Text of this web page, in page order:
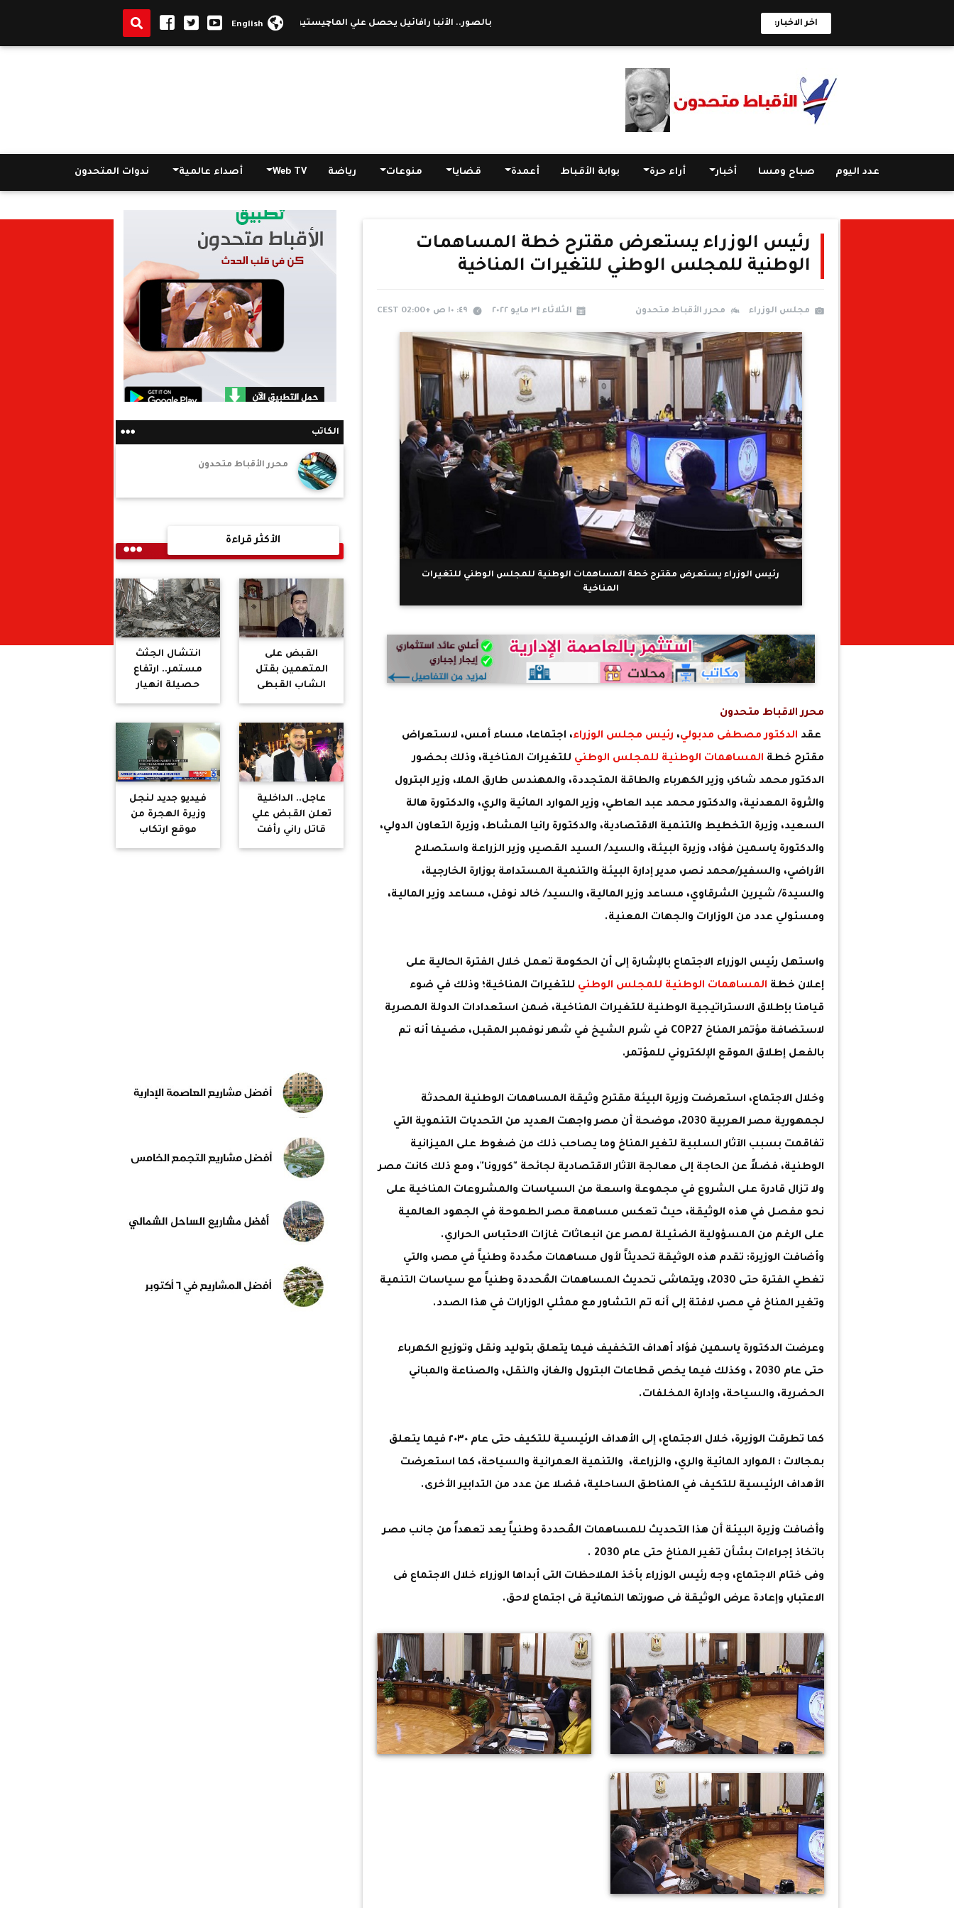
اخر الاخبار: بالصور.. الأنبا رافائيل يحصل علي الماچيستير فى اللاهوت من جامعة هولى صوفيا بنيويورك | English
عدد اليوم صباح ومسا أخبار أراء حرة بوابة الأقباط أعمدة قضايا منوعات رياضة Web TV أصداء عالمية ندوات المتحدون
رئيس الوزراء يستعرض مقترح خطة المساهمات
الوطنية للمجلس الوطني للتغيرات المناخية
مجلس الوزراء محرر الأقباط متحدون الثلاثاء ٣١ مايو ٢٠٢٢ ٤٩: ١٠ ص +02:00 CEST
رئيس الوزراء يستعرض مقترح خطة المساهمات الوطنية للمجلس الوطني للتغيرات
المناخية
محرر الاقباط متحدون
عقد الدكتور مصطفى مدبولي، رئيس مجلس الوزراء، اجتماعا، مساء أمس، لاستعراض
مقترح خطة المساهمات الوطنية للمجلس الوطني للتغيرات المناخية، وذلك بحضور
الدكتور محمد شاكر، وزير الكهرباء والطاقة المتجددة، والمهندس طارق الملا، وزير البترول
والثروة المعدنية، والدكتور محمد عبد العاطي، وزير الموارد المائية والري، والدكتورة هالة
السعيد، وزيرة التخطيط والتنمية الاقتصادية، والدكتورة رانيا المشاط، وزيرة التعاون الدولي،
والدكتورة ياسمين فؤاد، وزيرة البيئة، والسيد/ السيد القصير، وزير الزراعة واستصلاح
الأراضي، والسفير/محمد نصر، مدير إدارة البيئة والتنمية المستدامة بوزارة الخارجية،
والسيدة/ شيرين الشرقاوي، مساعد وزير المالية، والسيد/ خالد نوفل، مساعد وزير المالية،
ومسئولي عدد من الوزارات والجهات المعنية.
واستهل رئيس الوزراء الاجتماع بالإشارة إلى أن الحكومة تعمل خلال الفترة الحالية على
إعلان خطة المساهمات الوطنية للمجلس الوطني للتغيرات المناخية؛ وذلك في ضوء
قيامنا بإطلاق الاستراتيجية الوطنية للتغيرات المناخية، ضمن استعدادات الدولة المصرية
لاستضافة مؤتمر المناخ COP27 في شرم الشيخ في شهر نوفمبر المقبل، مضيفا أنه تم
بالفعل إطلاق الموقع الإلكتروني للمؤتمر.
وخلال الاجتماع، استعرضت وزيرة البيئة مقترح وثيقة المساهمات الوطنية المحدثة
لجمهورية مصر العربية 2030، موضحة أن مصر واجهت العديد من التحديات التنموية التي
تفاقمت بسبب الآثار السلبية لتغير المناخ وما يصاحب ذلك من ضغوط على الميزانية
الوطنية، فضلاً عن الحاجة إلى معالجة الآثار الاقتصادية لجائحة "كورونا"، ومع ذلك كانت مصر
ولا تزال قادرة على الشروع في مجموعة واسعة من السياسات والمشروعات المناخية على
نحو مفصل في هذه الوثيقة، حيث تعكس مساهمة مصر الطموحة في الجهود العالمية
على الرغم من المسؤولية الضئيلة لمصر عن انبعاثات غازات الاحتباس الحراري.
وأضافت الوزيرة: تقدم هذه الوثيقة تحديثاً لأول مساهمات محُددة وطنياً في مصر، والتي
تغطي الفترة حتى 2030، ويتماشى تحديث المساهمات المُحددة وطنياً مع سياسات التنمية
وتغير المناخ في مصر، لافتة إلى أنه تم التشاور مع ممثلي الوزارات في هذا الصدد.
وعرضت الدكتورة ياسمين فؤاد أهداف التخفيف فيما يتعلق بتوليد ونقل وتوزيع الكهرباء
حتى عام 2030 ، وكذلك فيما يخص قطاعات البترول والغاز، والنقل، والصناعة والمباني
الحضرية، والسياحة، وإدارة المخلفات.
كما تطرقت الوزيرة، خلال الاجتماع، إلى الأهداف الرئيسية للتكيف حتى عام ٢٠٣٠ فيما يتعلق
بمجالات : الموارد المائية والري، والزراعة، والتنمية العمرانية والسياحة، كما استعرضت
الأهداف الرئيسية للتكيف في المناطق الساحلية، فضلا عن عدد من التدابير الأخرى.
وأضافت وزيرة البيئة أن هذا التحديث للمساهمات المُحددة وطنياً يعد تعهداً من جانب مصر
باتخاذ إجراءات بشأن تغير المناخ حتى عام 2030 .
وفى ختام الاجتماع، وجه رئيس الوزراء بأخذ الملاحظات التى أبداها الوزراء خلال الاجتماع فى
الاعتبار، وإعادة عرض الوثيقة فى صورتها النهائية فى اجتماع لاحق.
الكاتب
محرر الأقباط متحدون
الأكثر قراءة
القبض على
المتهمين بقتل
الشاب القبطى
بالضبعة..
الجريمة
انتشال الجثث
مستمر.. ارتفاع
حصيلة انهيار
مبنى عبادان لـ34
عاجل.. الداخلية
تعلن القبض علي
قاتل راني رأفت
فيديو جديد لنجل
وزيرة الهجرة من
موقع ارتكاب